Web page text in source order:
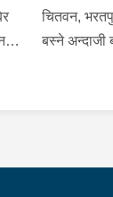
चितवन,
बस्ने अन्दाजी